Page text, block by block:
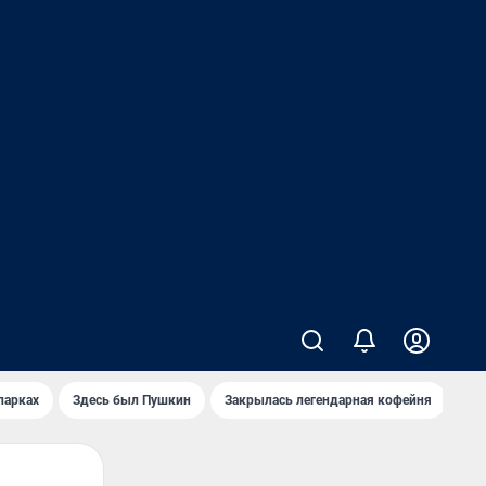
Здесь был Пушкин Закрылась легендарная кофейня